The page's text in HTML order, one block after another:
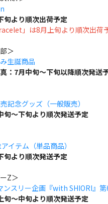
旬より順次出荷予定
」は8月上旬より順次出荷
＞
生誕商品
：7月中旬～下旬以降順次発送
記念グッズ（一般販売）
旬～下旬より順次発送予定
イテム（単品商品）
旬より順次発送予定
Z＞
ンスリー企画『with SHIORI』
旬～中旬より順次発送予定